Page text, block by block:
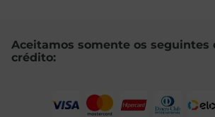
Aceitamos somente os seguintes
crédito: